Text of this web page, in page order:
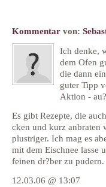
Kommentar von:
Ich denke,
dem Ofen
die dann
guter Tipp
Aktion -
Es gibt Rezepte, die
cken und kurz anbraten
plustriger. Ich mag es
mit dem Eischnee lasse
feinen dr?ber zu pudern.
12.03.06 @ 13:07